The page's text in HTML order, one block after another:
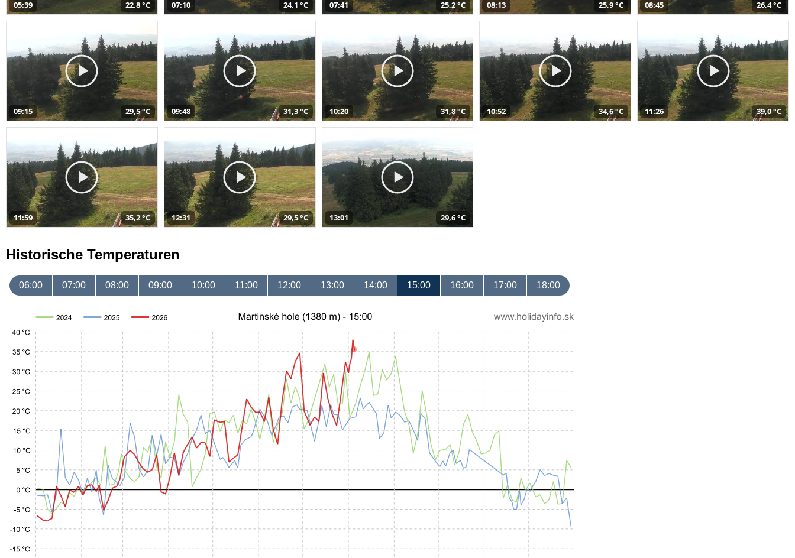
05:39 22,8 °C 07:10 24,1 °C 07:41 25,2 °C 08:13 25,9 °C 08:45 26,4 °C
09:15 29,5 °C 09:48 31,3 °C 10:20 31,8 °C 10:52 34,6 °C 11:26 39,0 °C
11:59 35,2 °C 12:31 29,5 °C 13:01 29,6 °C
Historische Temperaturen
06:00 07:00 08:00 09:00 10:00 11:00 12:00 13:00 14:00 15:00 16:00 17:00 18:00